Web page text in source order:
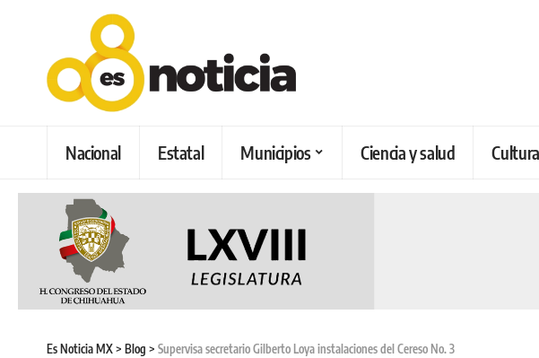
Nacional Estatal Municipios Ciencia y salud
Es Noticia MX> Blog > Supervisa secretario Gilberto Loya instalaciones del Cereso No. 3